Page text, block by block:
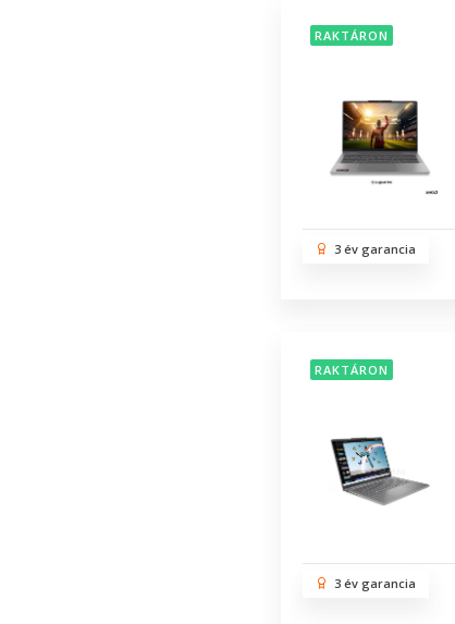
RAKTÁRON
3 év garancia
RAKTÁRON
3 év garancia